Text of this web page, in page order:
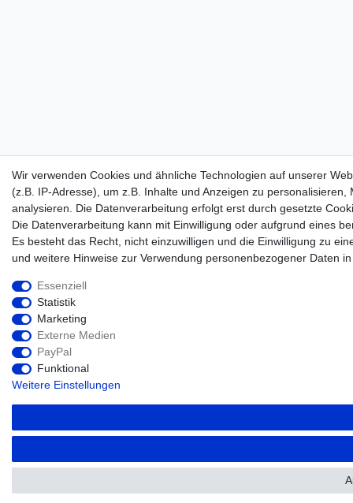
Wir verwenden Cookies und ähnliche Technologien auf unserer
(z.B. IP-Adresse), um z.B. Inhalte und Anzeigen zu
analysieren. Die Datenverarbeitung erfolgt erst durch gesetzte
Die Datenverarbeitung kann mit Einwilligung oder aufgrund eines
Es besteht das Recht, nicht einzuwilligen und die Einwilligung zu
und weitere Hinweise zur Verwendung personenbezogener Daten
Essenziell
Statistik
Marketing
Externe Medien
PayPal
Funktional
Weitere Einstellungen